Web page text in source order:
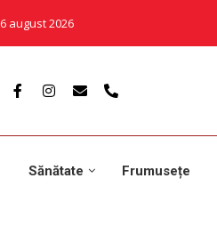
6 august 2026
Sănătate Frumusețe